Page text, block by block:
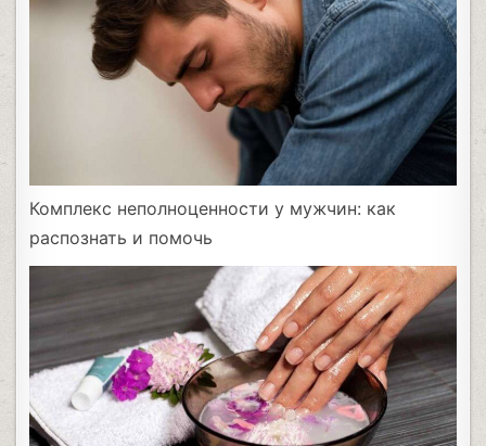
Комплекс неполноценности у мужчин: как
распознать и помочь